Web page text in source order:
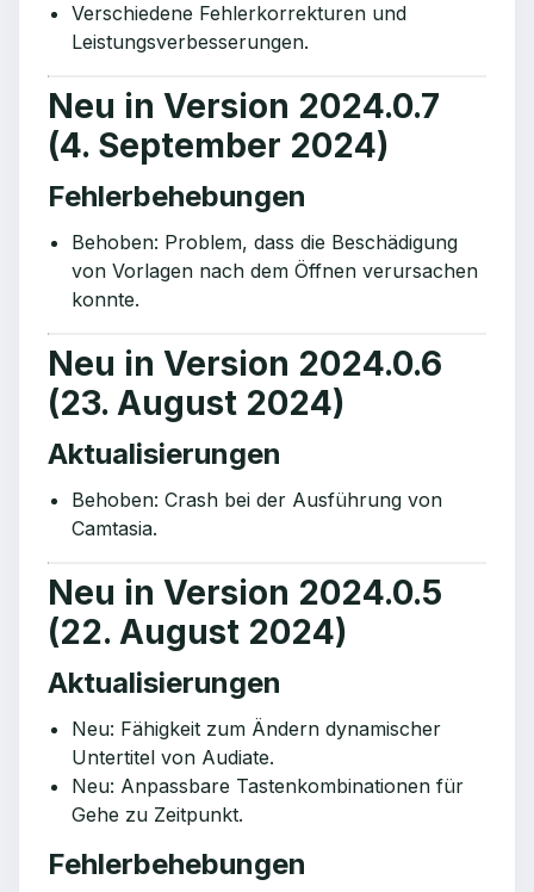
Verschiedene Fehlerkorrekturen und
Leistungsverbesserungen.
Neu in Version 2024.0.7
(4. September 2024)
Fehlerbehebungen
Behoben: Problem, dass die Beschädigung
von Vorlagen nach dem Öffnen verursachen
konnte.
Neu in Version 2024.0.6
(23. August 2024)
Aktualisierungen
Behoben: Crash bei der Ausführung von
Camtasia.
Neu in Version 2024.0.5
(22. August 2024)
Aktualisierungen
Neu: Fähigkeit zum Ändern dynamischer
Untertitel von Audiate.
Neu: Anpassbare Tastenkombinationen für
Gehe zu Zeitpunkt.
Fehlerbehebungen